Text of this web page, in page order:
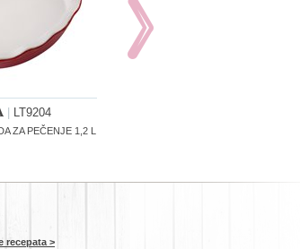
LT9204
ZA PEČENJE 1,2 L
recepata >